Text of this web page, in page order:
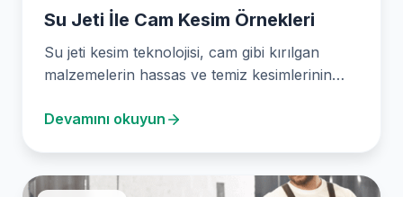
Su Jeti İle Cam Kesim Örnekleri
Su jeti kesim teknolojisi, cam gibi kırılgan
malzemelerin hassas ve temiz kesimlerinin
Devamını okuyun